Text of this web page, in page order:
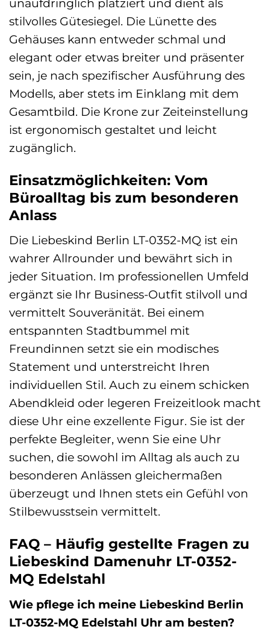
stilvolles Gütesiegel. Die Lünette des
Gehäuses kann entweder schmal und
elegant oder etwas breiter und präsenter
sein, je nach spezifischer Ausführung des
Modells, aber stets im Einklang mit dem
Gesamtbild. Die Krone zur Zeiteinstellung
ist ergonomisch gestaltet und leicht
zugänglich.
Einsatzmöglichkeiten: Vom
Büroalltag bis zum besonderen
Anlass
Die Liebeskind Berlin LT-0352-MQ ist ein
wahrer Allrounder und bewährt sich in
jeder Situation. Im professionellen Umfeld
ergänzt sie Ihr Business-Outfit stilvoll und
vermittelt Souveränität. Bei einem
entspannten Stadtbummel mit
Freundinnen setzt sie ein modisches
Statement und unterstreicht Ihren
individuellen Stil. Auch zu einem schicken
Abendkleid oder legeren Freizeitlook macht
diese Uhr eine exzellente Figur. Sie ist der
perfekte Begleiter, wenn Sie eine Uhr
suchen, die sowohl im Alltag als auch zu
besonderen Anlässen gleichermaßen
überzeugt und Ihnen stets ein Gefühl von
Stilbewusstsein vermittelt.
FAQ – Häufig gestellte Fragen zu
Liebeskind Damenuhr LT-0352-
MQ Edelstahl
Wie pflege ich meine Liebeskind Berlin
LT-0352-MQ Edelstahl Uhr am besten?